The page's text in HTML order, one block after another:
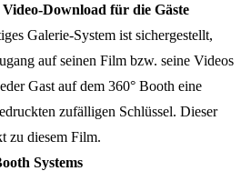
Download für die Gäste
Galerie-System ist sichergestellt,
auf seinen Film bzw. seine Videos
Gast auf dem 360° Booth eine
zufälligen Schlüssel. Dieser
zu diesem Film.
Systems